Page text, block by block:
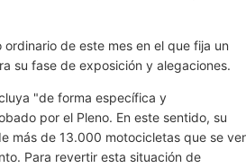
de este mes en el que fija un
su fase de exposición y alegaciones.
"de forma específica y
por el Pleno. En este sentido, su
más de 13.000 motocicletas que se
Para revertir esta situación de